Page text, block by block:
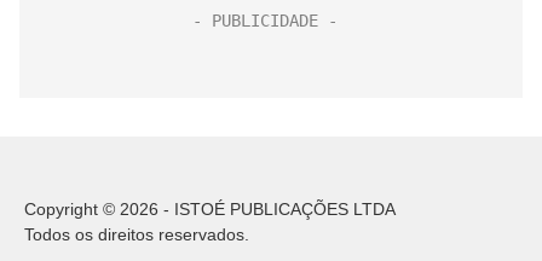
Copyright © 2026 - ISTOÉ PUBLICAÇÕES LTDA
Todos os direitos reservados.